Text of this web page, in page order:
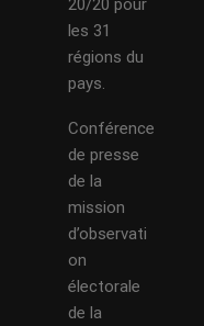
20/20 pour
les 31
régions du
pays.
Conférence
de presse
de la
mission
d’observati
on
électorale
de la